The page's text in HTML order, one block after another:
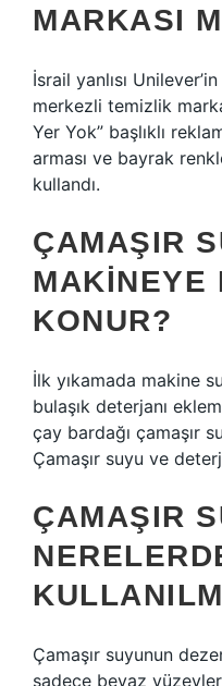
MARKASI
İsrail yanlısı
merkezli temizlik
Yer Yok” başlıklı
arması ve bayrak
kullandı.
ÇAMAŞIR
MAKINEYE
KONUR?
İlk yıkamada makine
bulaşık deterjanı
çay bardağı çamaşır
Çamaşır suyu ve
ÇAMAŞIR
Çamaşır suyunun
sadece beyaz